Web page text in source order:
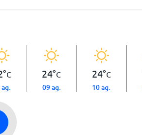
°C 24°C
09 ag.
24°C
10 ag.